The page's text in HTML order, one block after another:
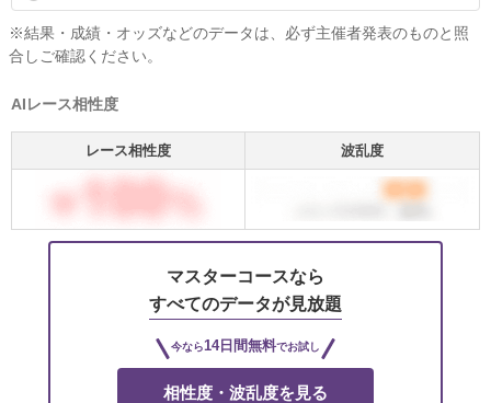
※結果・成績・オッズなどのデータは、必ず主催者発表のものと照
合しご確認ください。
AIレース相性度
レース相性度 波乱度
マスターコースなら
すべてのデータが見放題
今なら14日間無料でお試し
相性度・波乱度を見る